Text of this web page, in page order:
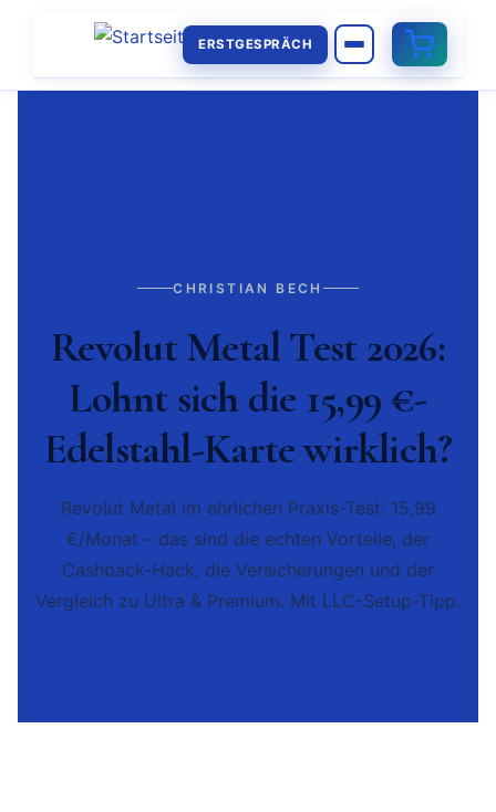
ERSTGESPRÄCH
CHRISTIAN BECH
Revolut Metal Test 2026:
Lohnt sich die 15,99 €-
Edelstahl-Karte wirklich?
Revolut Metal im ehrlichen Praxis-Test: 15,99
€/Monat – das sind die echten Vorteile, der
Cashback-Hack, die Versicherungen und der
Vergleich zu Ultra & Premium. Mit LLC-Setup-Tipp.